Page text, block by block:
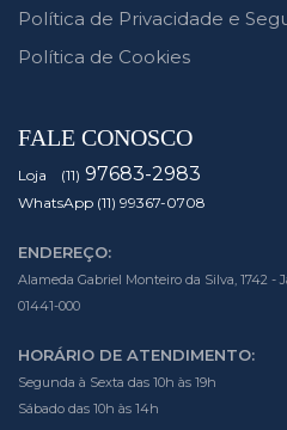
Política de Privacidade e
Política de Cookies
FALE CONOSCO
Loja (11) 97683-2983
WhatsApp (11) 99367-0708
ENDEREÇO:
Alameda Gabriel Monteiro da Silva, 1742 -
01441-000
HORÁRIO DE ATENDIMENTO:
Segunda à Sexta das 10h às 19h
Sábado das 10h às 14h